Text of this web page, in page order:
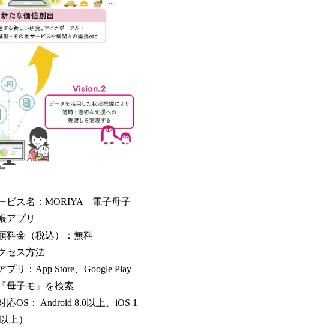
ビス名：MORIYA 電子母子
アプリ
料金（税込）：無料
セス方法
プリ：App Store、Google Play
母子モ』を検索
応OS： Android 8.0以上、iOS 1
上）